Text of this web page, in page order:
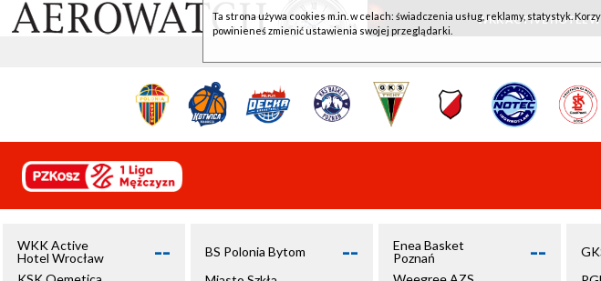
WKK ACTIVE HOTEL
WKK Active
Hotel Wrocław
-- BS Polonia Bytom --
Enea Basket
Poznań
--
Ta strona używa cookies m.in. w celach: świadczenia usług, reklamy, statystyk.
powinieneś zmienić ustawienia swojej przeglądarki.